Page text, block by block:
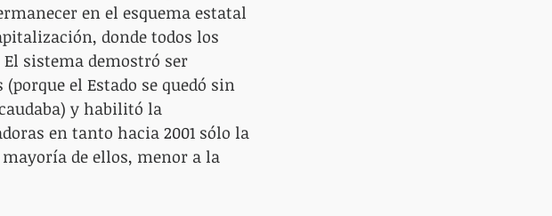
en el esquema estatal
donde todos los
sistema demostró ser
el Estado se quedó sin
y habilitó la
en tanto hacia 2001 sólo la
de ellos, menor a la